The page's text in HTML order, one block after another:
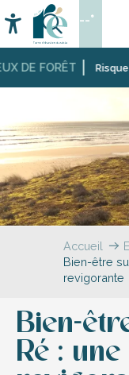
au
contenu
principal
DE FORÊT Risque
Recherche
--°
Accueil
Bien-être
revigorante
Bien-
Ré :